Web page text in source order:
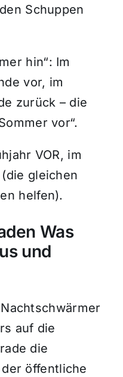
Schuppen
hin“: Im
vor, im
zurück – die
vor“.
VOR, im
(die gleichen
helfen).
Was
und
auf die
die
öffentliche